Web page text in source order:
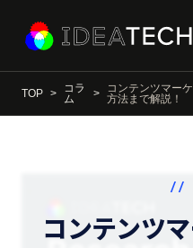
TOP
コラ
ム
コンテンツマー
方法まで解説！
//
コンテンツ